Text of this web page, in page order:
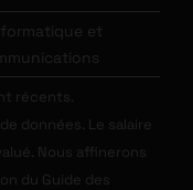
et
récents.
données. Le salaire
Nous affinerons
du Guide des